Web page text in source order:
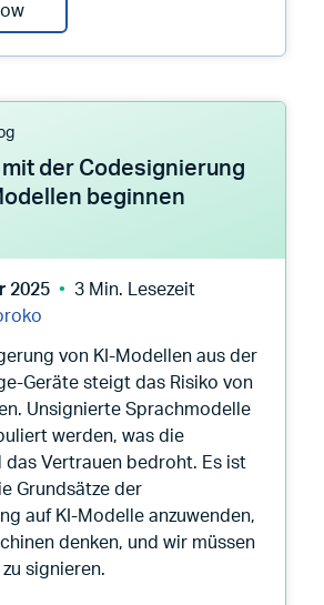
Root Causes 547: Should We Do
mit der Codesignierung
beginnen
2025
3 Min. Lesezeit
von KI-Modellen aus der
Geräte steigt das Risiko von
Unsignierte Sprachmodelle
werden, was die
das Vertrauen bedroht. Es ist
Grundsätze der
auf KI-Modelle anzuwenden,
denken, und wir müssen
signieren.